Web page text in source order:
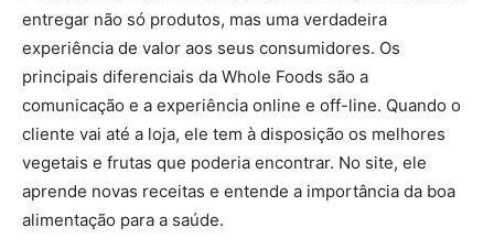
entregar não só produtos, mas uma verdadeira
experiência de valor aos seus consumidores. Os
principais diferenciais da Whole Foods são a
comunicação e a experiência online e off-line. Quando o
cliente vai até a loja, ele tem à disposição os melhores
vegetais e frutas que poderia encontrar. No site, ele
aprende novas receitas e entende a importância da boa
alimentação para a saúde.